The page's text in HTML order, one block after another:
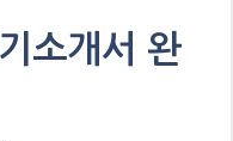
소개서 완